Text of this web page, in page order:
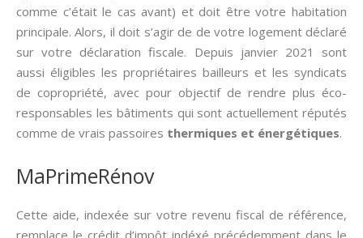
comme c’était le cas avant) et doit être votre habitation
principale. Alors, il doit s’agir de de votre logement déclaré
sur votre déclaration fiscale. Depuis janvier 2021 sont
aussi éligibles les propriétaires bailleurs et les syndicats
de copropriété, avec pour objectif de rendre plus éco-
responsables les bâtiments qui sont actuellement réputés
comme de vrais passoires thermiques et énergétiques.
MaPrimeRénov
Cette aide, indexée sur votre revenu fiscal de référence,
remplace le crédit d’impôt indéxé précédemment dans le